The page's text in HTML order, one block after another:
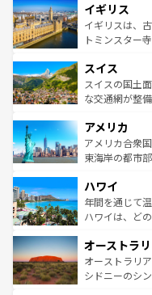
いる。シャン
香り高いラベ
らに、パリ以
れる地方に足
を参照してほ
顔を持つこの
ルリンの文化
してライン川
は、お酒好きな人
ドイツ情報は
イギリス
イギリスは、
トミンスター
リアごとに異
ティー、ビー
戦など、本場
ンツ一覧を参
スイス
スイスの国土
な交通網が整
の建物がその
博物館もあり
ことができる
ば市内交通費無料
着のスイス情
アメリカ
アメリカ合衆
東海岸の都市
のような巨大
ンメントが詰
西部には大自
部のニューオ
文化が魅力。
しみながら、
ハワイ
年間を通じて
ハワイは、ど
ワイ島は見逃
島だが、静か
おすすめ。エ
オーストラ
オーストラリ
シドニーのシ